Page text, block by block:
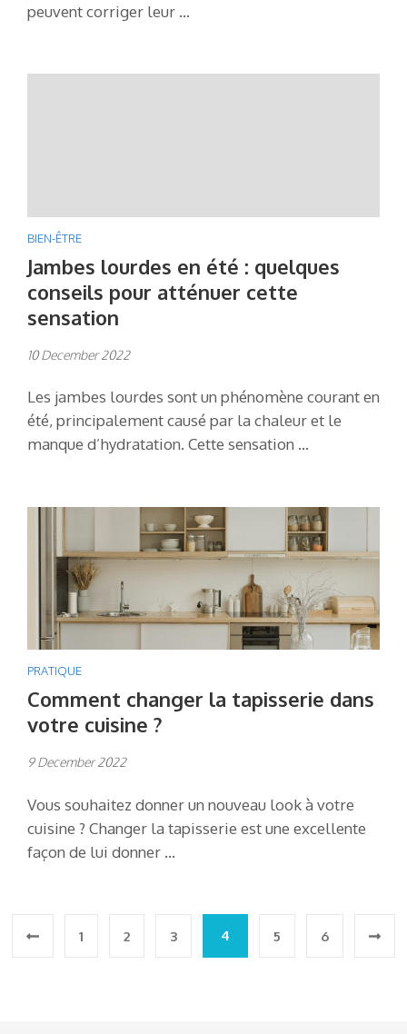
peuvent corriger leur …
BIEN-ÊTRE
Jambes lourdes en été : quelques
conseils pour atténuer cette
sensation
10 December 2022
Les jambes lourdes sont un phénomène courant en
été, principalement causé par la chaleur et le
manque d’hydratation. Cette sensation …
PRATIQUE
Comment changer la tapisserie dans
votre cuisine ?
9 December 2022
Vous souhaitez donner un nouveau look à votre
cuisine ? Changer la tapisserie est une excellente
façon de lui donner …
Posts
1 2 3 4 5 6